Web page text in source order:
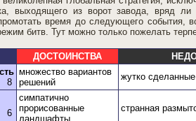
выходящего из ворот завода, вряд ли
время до следующего события,
битв. Тут можно только пожелать
ДОСТОИНСТВА
8
множество вариантов
решений
жутко сделанные
6
симпатично
прорисованные
ландшафты
странная